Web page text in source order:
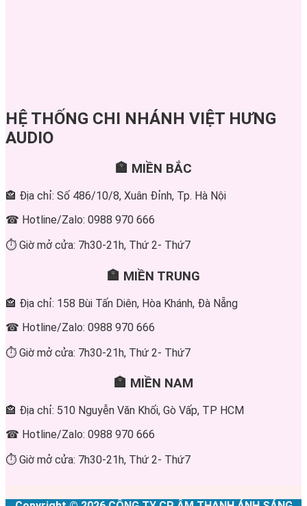
HỆ THỐNG CHI NHÁNH VIỆT HƯNG
AUDIO
🏣 MIỀN BẮC
🏤 Địa chỉ: Số 486/10/8, Xuân Đỉnh, Tp. Hà Nội
☎ Hotline/Zalo: 0988 970 666
⏱ Giờ mở cửa: 7h30-21h, Thứ 2- Thứ7
🏣 MIỀN TRUNG
🏤 Địa chỉ: 158 Bùi Tấn Diên, Hòa Khánh, Đà Nẵng
☎ Hotline/Zalo: 0988 970 666
⏱ Giờ mở cửa: 7h30-21h, Thứ 2- Thứ7
🏣 MIỀN NAM
🏤 Địa chỉ: 510 Nguyễn Văn Khối, Gò Vấp, TP HCM
☎ Hotline/Zalo: 0988 970 666
⏱ Giờ mở cửa: 7h30-21h, Thứ 2- Thứ7